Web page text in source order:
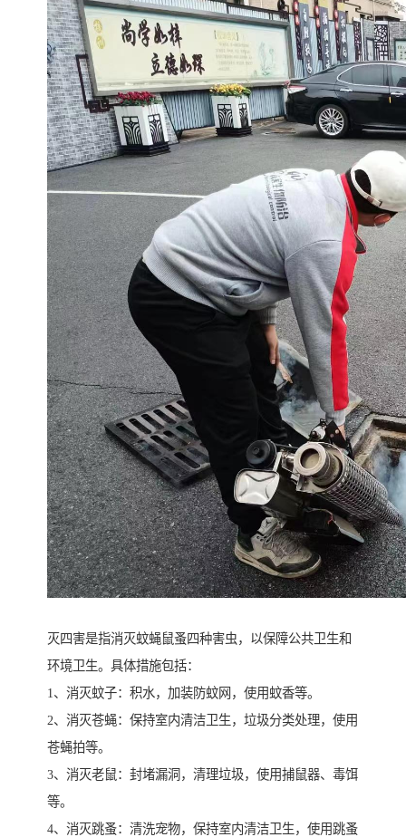
灭四害是指消灭蚊蝇鼠蚤四种害虫，以保障公共卫生和
环境卫生。具体措施包括：
1、消灭蚊子：积水，加装防蚊网，使用蚊香等。
2、消灭苍蝇：保持室内清洁卫生，垃圾分类处理，使用
苍蝇拍等。
3、消灭老鼠：封堵漏洞，清理垃圾，使用捕鼠器、毒饵
等。
4、消灭跳蚤：清洗宠物，保持室内清洁卫生，使用跳蚤